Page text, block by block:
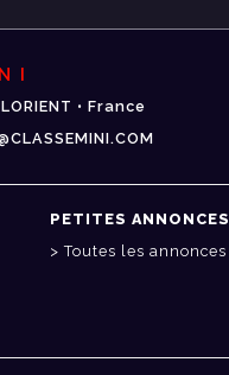
• France
PETITES ANNONCES
Toutes les annonces